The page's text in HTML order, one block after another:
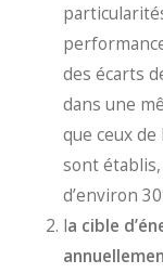
des écarts
dans une
que ceux de
sont
d’environ
la cible